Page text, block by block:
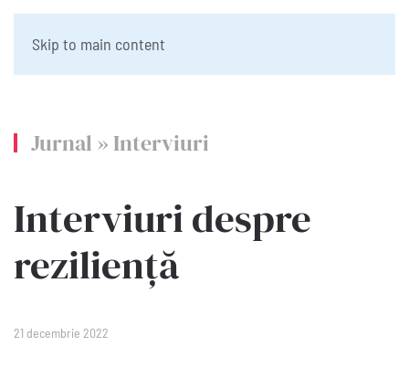
Skip to main content
Jurnal » Interviuri
Interviuri despre
reziliență
21 decembrie 2022